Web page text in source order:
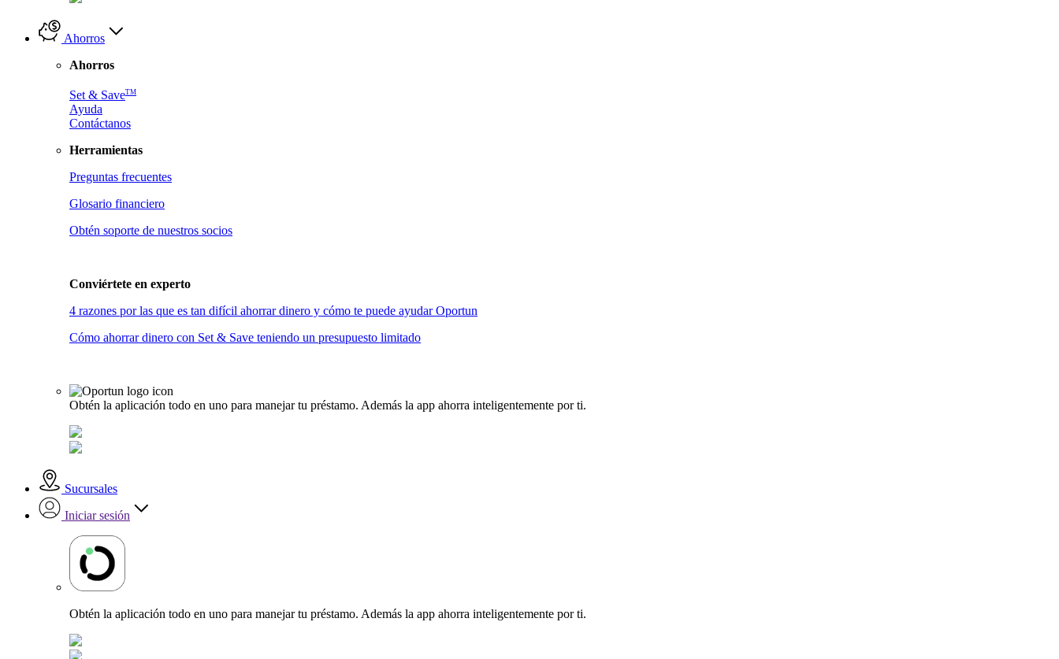
Ahorros
Ahorros
Set & SaveTM
Ayuda
Contáctanos
Herramientas
Preguntas frecuentes
Glosario financiero
Obtén soporte de nuestros socios
Conviértete en experto
4 razones por las que es tan difícil ahorrar dinero y cómo te puede ayudar Oportun
Cómo ahorrar dinero con Set & Save teniendo un presupuesto limitado
Obtén la aplicación todo en uno para manejar tu préstamo. Además la app ahorra inteligentemente por ti.
Sucursales
Iniciar sesión
Obtén la aplicación todo en uno para manejar tu préstamo. Además la app ahorra inteligentemente por ti.